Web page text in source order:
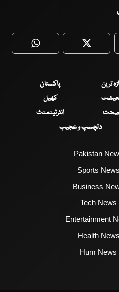
WhatsApp Twitter
ترین
پاکستان
کھیل
صحت
انٹرٹینمنٹ
دلچسپ و عجیب
Pakistan
Sports
Business
Tech News
Entertainment
Health
Hum News